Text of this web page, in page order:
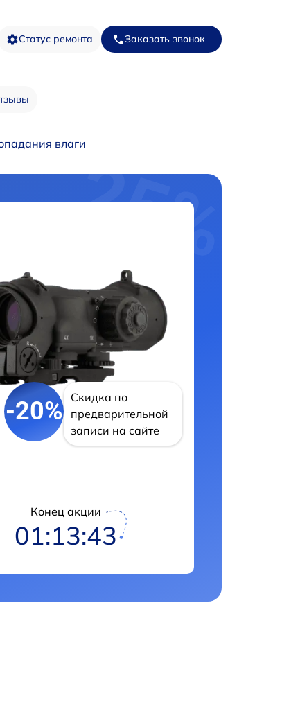
Статус ремонта Заказать звонок
влаги
-20%
Скидка по
предварительной
записи на сайте
Конец акции
01:13:42